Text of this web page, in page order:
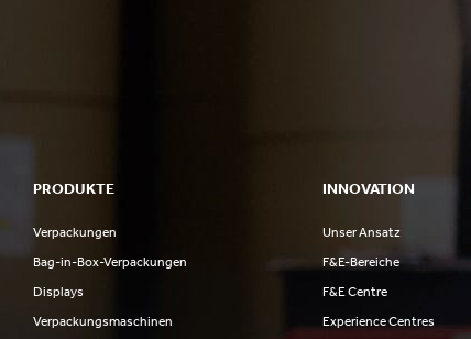
PRODUKTE
Verpackungen
Bag-in-Box-Verpackungen
Displays
Verpackungsmaschinen
INNOVATION
Unser Ansatz
F&E-Bereiche
F&E Centre
Experience Centres